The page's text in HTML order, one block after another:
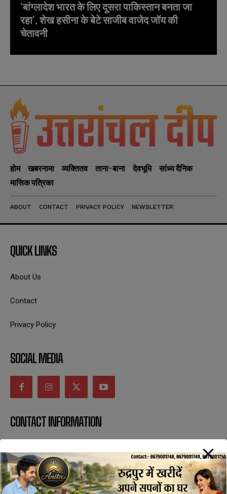
‘बांग्लादेश भारत के लिए दूसरा पाकिस्तान बनता जा
रहा’, शेख हसीना के बेटे साजीब वाजेद जॉय की
चेतावनी
होम खबरनामा व्यक्तितव ताना-बाना देवभूमि
सांध्य दैनिक
मासिक पत्रिका
ABOUT CONTACT PRIVACY POLICY NEWSLETTER
QUICK LINKS
About Us
Contact
Privacy Policy
SOCIAL MEDIA
CONTACT INFORMATION
SUBSCRIBE NOW